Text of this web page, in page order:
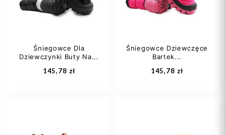
Dodaj do koszyka Dodaj do koszyka
Śniegowce Dla
Dziewczynki Buty Na...
145,78 zł
Śniegowce Dziewczęce
Bartek...
145,78 zł